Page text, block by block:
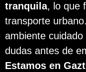
tranquila, lo que
transporte
ambiente
dudas antes de
Estamos en